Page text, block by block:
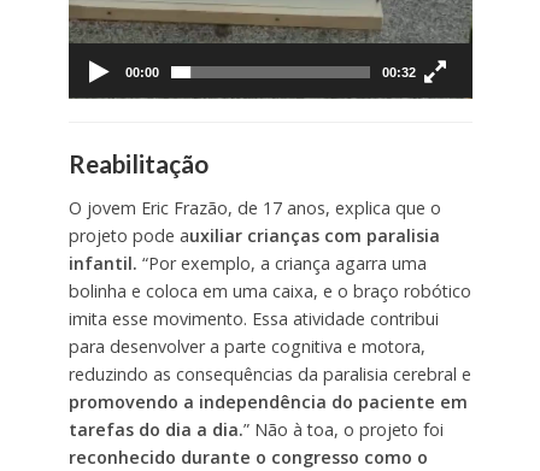
00:00 00:32
Reabilitação
O jovem Eric Frazão, de 17 anos, explica que o
projeto pode auxiliar crianças com paralisia
infantil. “Por exemplo, a criança agarra uma
bolinha e coloca em uma caixa, e o braço robótico
imita esse movimento. Essa atividade contribui
para desenvolver a parte cognitiva e motora,
reduzindo as consequências da paralisia cerebral e
promovendo a independência do paciente em
tarefas do dia a dia.” Não à toa, o projeto foi
reconhecido durante o congresso como o